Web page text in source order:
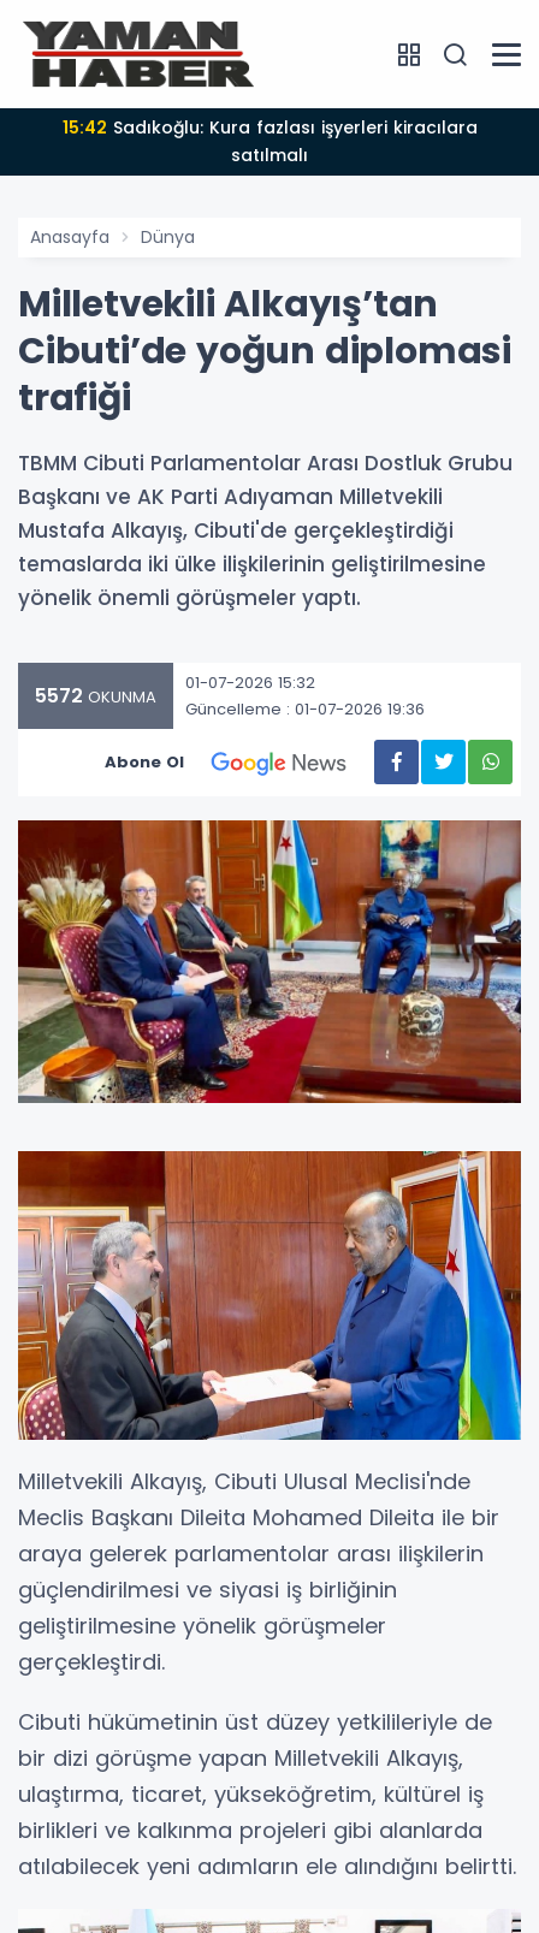
15:42
satılmalı
Anasayfa Dünya
Milletvekili Alkayış’tan
Cibuti’de yoğun diplomasi
trafiği
TBMM Cibuti Parlamentolar Arası Dostluk Grubu
Başkanı ve AK Parti Adıyaman Milletvekili
Mustafa Alkayış, Cibuti'de gerçekleştirdiği
temaslarda iki ülke ilişkilerinin geliştirilmesine
yönelik önemli görüşmeler yaptı.
5572 OKUNMA
01-07-2026 15:32
Güncelleme : 01-07-2026 19:36
Abone Ol
Milletvekili Alkayış, Cibuti Ulusal Meclisi'nde
Meclis Başkanı Dileita Mohamed Dileita ile bir
araya gelerek parlamentolar arası ilişkilerin
güçlendirilmesi ve siyasi iş birliğinin
geliştirilmesine yönelik görüşmeler
gerçekleştirdi.
Cibuti hükümetinin üst düzey yetkilileriyle de
bir dizi görüşme yapan Milletvekili Alkayış,
ulaştırma, ticaret, yükseköğretim, kültürel iş
birlikleri ve kalkınma projeleri gibi alanlarda
atılabilecek yeni adımların ele alındığını belirtti.